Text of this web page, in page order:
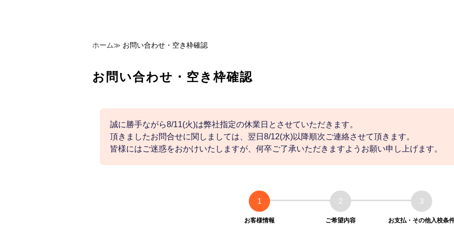
ホーム≫ お問い合わせ・空き枠確認
お問い合わせ・空き枠確認
誠に勝手ながら8/11(火)は弊社指定の休業日とさせていただきます。
頂きましたお問合せに関しましては、翌日8/12(水)以降順次ご連絡させて頂きます。
皆様にはご迷惑をおかけいたしますが、何卒ご了承いただきますようお願い申し上げます。
1
お客様情報
2
ご希望内容
3
お支払・その他入校条